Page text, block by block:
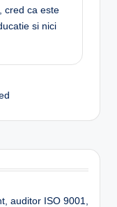
cred ca este
si nici
auditor ISO 9001,